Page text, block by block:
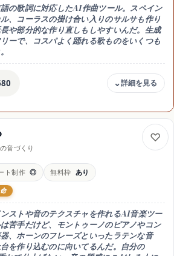
ロンプトは概ねOK)
生々しいサルサ生成
の歌詞に対応したAI作曲ツール。スペイン
、コーラスの掛け合い入りのサルサも作り
や部分的な作り直しもしやすいんだ。生成
ーで、コスパよく踊れる歌ものをいくつも
ル(年96ドル) / Pro 月24ドル(年288ドル)
用ライセンスや多くの生成枠はBasic(月8ド
に多い枠とステム書き出しはPro(月24ド
ティフリー）
入りサルサ・歌もの生成
音づくり
ト制作 ◎ 無料枠 あり
ストや音のテクスチャを作れるAI音楽ツー
苦手だけど、モントゥーノのピアノやコン
、ホーンのフレーズといったラテンな音
を作り込むのに向いてるんだ。自分の